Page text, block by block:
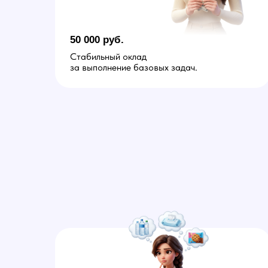
50 000 руб.
Стабильный оклад
за выполнение базовых задач.